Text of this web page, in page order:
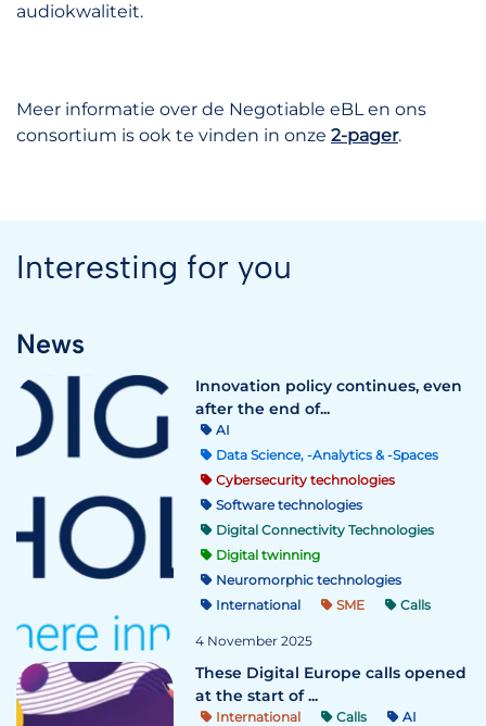
audiokwaliteit.
Meer informatie over de Negotiable eBL en ons
consortium is ook te vinden in onze 2-pager.
Interesting for you
News
Innovation policy continues, even
after the end of...
AI
Data Science, -Analytics & -Spaces
Cybersecurity technologies
Software technologies
Digital Connectivity Technologies
Digital twinning
Neuromorphic technologies
International
SME Calls
4 November 2025
These Digital Europe calls opened
at the start of ...
International Calls
AI